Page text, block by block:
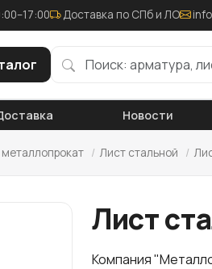
Доставка по СПб и ЛО
Новости
/ Лист стальной /
Лист
Компания